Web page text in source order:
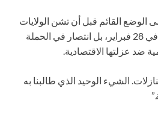
الوضع القائم قبل أن تشن الولايات
المتحدة وإسرائيل الحرب في 28 فبراير، بل انتصار في الحملة
ضد عزلتها الاقتصادية.
الشيء الوحيد الذي طالبنا به